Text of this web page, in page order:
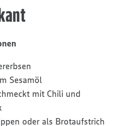
Sesamöl
mit Chili und
oder als Brotaufstrich